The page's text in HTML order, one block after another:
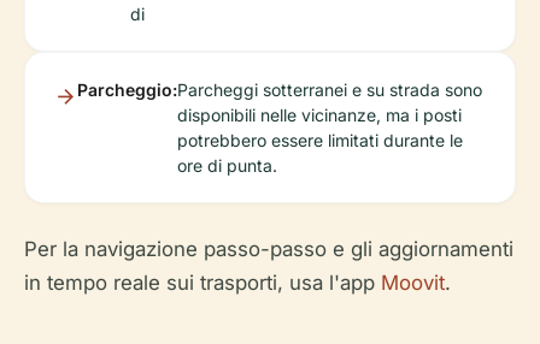
di
Parcheggio:Parcheggi sotterranei e su strada sono
disponibili nelle vicinanze, ma i posti
potrebbero essere limitati durante le
ore di punta.
Per la navigazione passo-passo e gli aggiornamenti
in tempo reale sui trasporti, usa l'app Moovit.